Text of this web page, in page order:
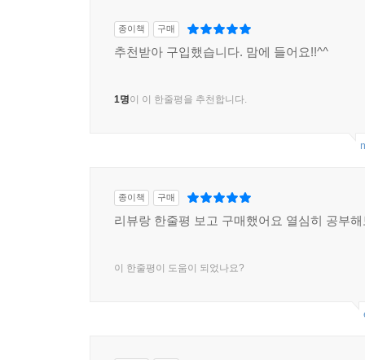
종이책 구매
추천받아 구입했습니다. 맘에 들어요!!^^
1명이 이 한줄평을 추천합니다.
종이책 구매
리뷰랑 한줄평 보고 구매했어요 열심히 공부
이 한줄평이 도움이 되었나요?